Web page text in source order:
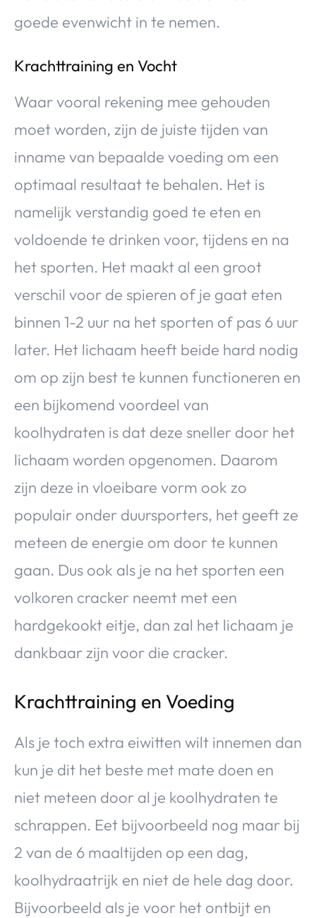
goede evenwicht in te nemen.
Krachttraining en Vocht
Waar vooral rekening mee gehouden
moet worden, zijn de juiste tijden van
inname van bepaalde voeding om een
optimaal resultaat te behalen. Het is
namelijk verstandig goed te eten en
voldoende te drinken voor, tijdens en na
het sporten. Het maakt al een groot
verschil voor de spieren of je gaat eten
binnen 1-2 uur na het sporten of pas 6 uur
later. Het lichaam heeft beide hard nodig
om op zijn best te kunnen functioneren en
een bijkomend voordeel van
koolhydraten is dat deze sneller door het
lichaam worden opgenomen. Daarom
zijn deze in vloeibare vorm ook zo
populair onder duursporters, het geeft ze
meteen de energie om door te kunnen
gaan. Dus ook als je na het sporten een
volkoren cracker neemt met een
hardgekookt eitje, dan zal het lichaam je
dankbaar zijn voor die cracker.
Krachttraining en Voeding
Als je toch extra eiwitten wilt innemen dan
kun je dit het beste met mate doen en
niet meteen door al je koolhydraten te
schrappen. Eet bijvoorbeeld nog maar bij
2 van de 6 maaltijden op een dag,
koolhydraatrijk en niet de hele dag door.
Bijvoorbeeld als je voor het ontbijt en